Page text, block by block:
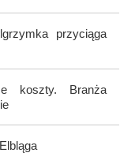
przyciąga
koszty. Branża